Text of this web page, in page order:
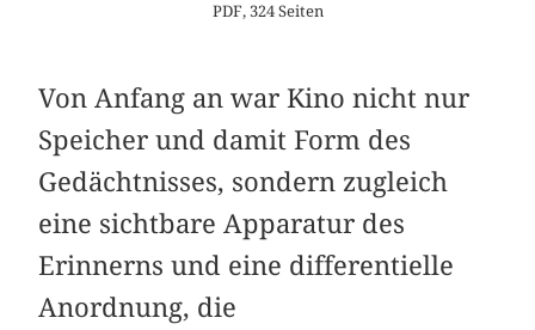
PDF, 324 Seiten
Von Anfang an war Kino nicht nur
Speicher und damit Form des
Gedächtnisses, sondern zugleich
eine sichtbare Apparatur des
Erinnerns und eine differentielle
Anordnung, die